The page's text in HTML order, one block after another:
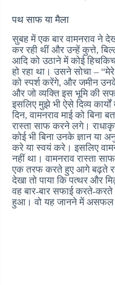
पथ साफ या मैला
सुबह में एक बार वामनराव ने
कर रही थीं और उन्हें कुत्ते,
आदि को उठाने में कोई
हो रहा था। उसने सोचा –
को स्पर्श करेंगे, और जमीन उनके
और जो व्यक्ति इस भूमि की
इसलिए मुझे भी ऐसे दिव्य
दिन, वामनराव माई को
रास्ता साफ करने लगे।
कोई भी बिना उनके ज्ञान या
करे या स्वयं करे। इसलिए
नहीं था। वामनराव रास्ता
एक तरफ करते हुए आगे बढ़ते
देखा तो पाया कि पत्थर और
वह बार-बार सफाई करते-
हुआ। वो यह जानने में असफल